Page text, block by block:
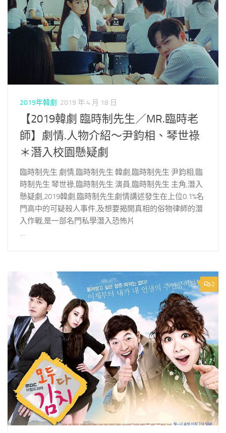
2019年韓劇 2019 年 4 月 18 日
【2019韓劇 臨時制先生／MR.臨時老
師】劇情.人物介紹～尹鈞相、琴世祿
＊潛入校園懸疑劇
臨時制先生 劇情,臨時制先生 韓劇,臨時制先生 尹鈞相,臨
時制先生 琴世祿,臨時制先生 演員,臨時制先生 主角,潛入
懸疑劇,2019韓劇,臨時制先生劇情講述發生在上位0.1%名
門高中的可疑殺人事件,及想要揭開真相的俗物律師的潛
入作戰,是一部名門私學潛入恐怖片
…
2